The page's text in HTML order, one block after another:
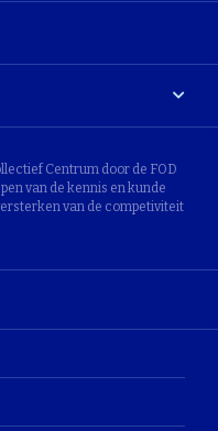
Centrum door de FOD
van de kennis en kunde
van de competiviteit